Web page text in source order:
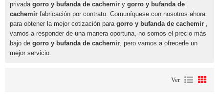
privada gorro y bufanda de cachemir y gorro y bufanda de
cachemir fabricación por contrato. Comuníquese con nosotros ahora
para obtener la mejor cotización para gorro y bufanda de cachemir ,
vamos a responder de una manera oportuna, no somos el precio más
bajo de gorro y bufanda de cachemir, pero vamos a ofrecerle un
mejor servicio.
Ver